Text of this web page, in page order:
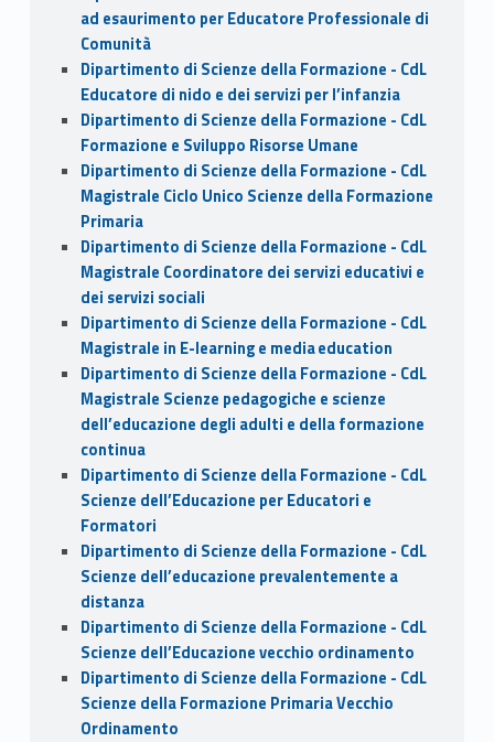
ad esaurimento per Educatore Professionale di
Comunità
Dipartimento di Scienze della Formazione - CdL
Educatore di nido e dei servizi per l’infanzia
Dipartimento di Scienze della Formazione - CdL
Formazione e Sviluppo Risorse Umane
Dipartimento di Scienze della Formazione - CdL
Magistrale Ciclo Unico Scienze della Formazione
Primaria
Dipartimento di Scienze della Formazione - CdL
Magistrale Coordinatore dei servizi educativi e
dei servizi sociali
Dipartimento di Scienze della Formazione - CdL
Magistrale in E-learning e media education
Dipartimento di Scienze della Formazione - CdL
Magistrale Scienze pedagogiche e scienze
dell’educazione degli adulti e della formazione
continua
Dipartimento di Scienze della Formazione - CdL
Scienze dell’Educazione per Educatori e
Formatori
Dipartimento di Scienze della Formazione - CdL
Scienze dell’educazione prevalentemente a
distanza
Dipartimento di Scienze della Formazione - CdL
Scienze dell’Educazione vecchio ordinamento
Dipartimento di Scienze della Formazione - CdL
Scienze della Formazione Primaria Vecchio
Ordinamento